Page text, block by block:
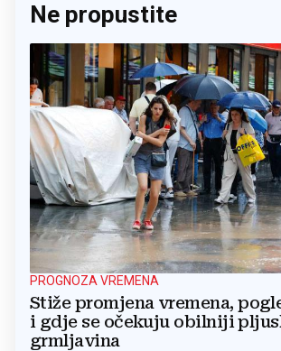
Ne propustite
PROGNOZA VREMENA
Stiže promjena vremena,
i gdje se očekuju obilniji
grmljavina